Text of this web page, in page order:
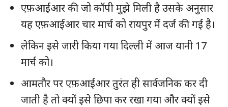
एफ़आईआर की जो कॉपी मुझे मिली है उसके अनुसार
यह एफ़आईआर चार मार्च को रायपुर में दर्ज की गई है।
लेकिन इसे जारी किया गया दिल्ली में आज यानी 17
मार्च को।
आमतौर पर एफ़आईआर तुरंत ही सार्वजनिक कर दी
जाती है तो क्यों इसे छिपा कर रखा गया और क्यों इसे